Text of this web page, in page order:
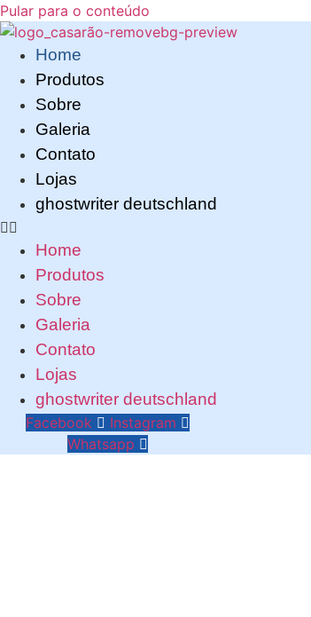
Pular para o conteúdo
Home
Produtos
Sobre
Galeria
Contato
Lojas
ghostwriter deutschland
Home
Produtos
Sobre
Galeria
Contato
Lojas
ghostwriter deutschland
Facebook
Instagram
Whatsapp